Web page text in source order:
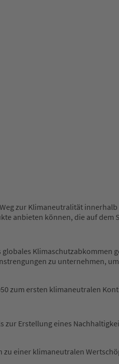
zur Klimaneutralität
anbieten können, die auf
Klimaschutzabkommen
zu unternehmen,
zum ersten klimaneutralen
Erstellung eines
einer klimaneutralen